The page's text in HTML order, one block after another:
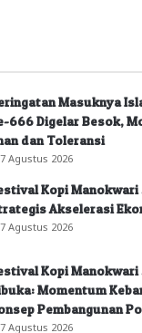
Masuknya
666 Digelar Besok,
dan Toleransi
7 Agustus 2026
Kopi Manokwari
Akselerasi
7 Agustus 2026
Kopi Manokwari
Momentum
Pembangunan
7 Agustus 2026